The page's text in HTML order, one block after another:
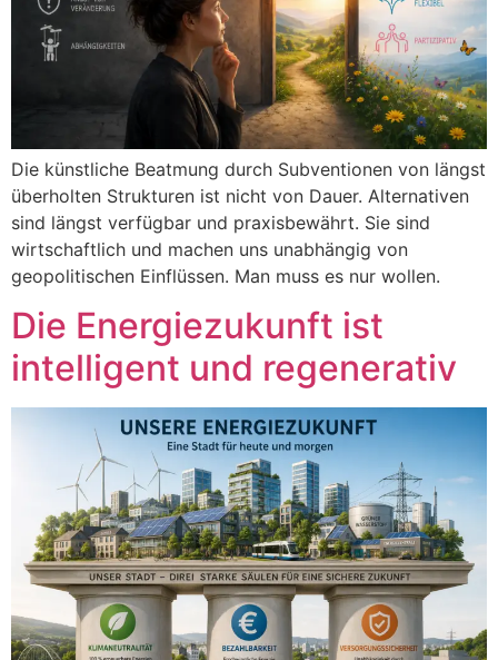
Die künstliche Beatmung durch Subventionen von längst
überholten Strukturen ist nicht von Dauer. Alternativen
sind längst verfügbar und praxisbewährt. Sie sind
wirtschaftlich und machen uns unabhängig von
geopolitischen Einflüssen. Man muss es nur wollen.
Die Energiezukunft ist
intelligent und regenerativ